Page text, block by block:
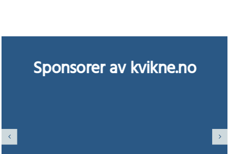
Sponsorer av kvikne.no